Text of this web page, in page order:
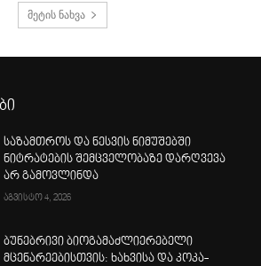
მეტის ნახვა
საზამთროს და ნესვის ნიმუშებში
ნიტრატების შემცველობაზე დარღვევა
არ გამოვლინდა
აგვისტო 4, 2026
ბუნებრივი ბიოგამაძლიერებელი
მცენარეებისთვის: ხახვისა და კოკა-